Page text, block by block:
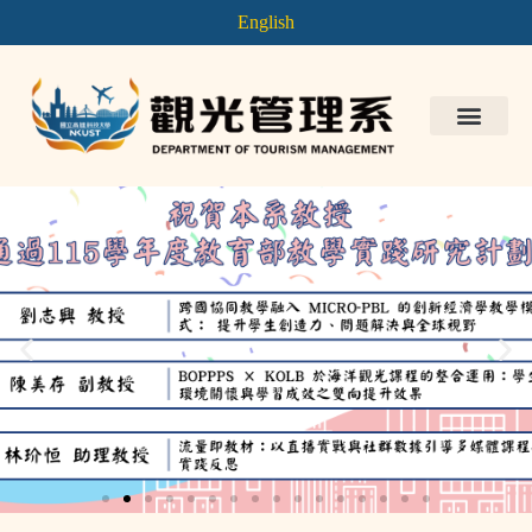
English